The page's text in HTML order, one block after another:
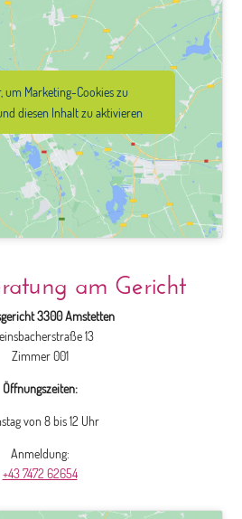
um Marketing-Cookies zu
diesen Inhalt zu aktivieren
am Gericht
3300 Amstetten
13
Zimmer 001
Öffnungszeiten:
von 8 bis 12 Uhr
Anmeldung:
+43 7472 62654